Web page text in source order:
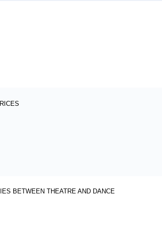
BETWEEN THEATRE AND DANCE